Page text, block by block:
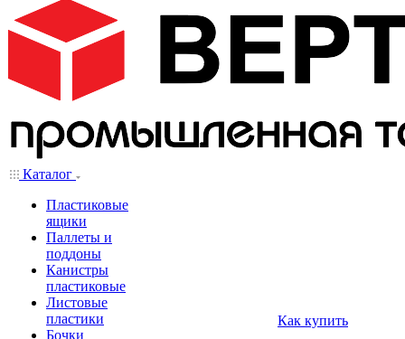
Каталог
Пластиковые
ящики
Паллеты и
поддоны
Канистры
пластиковые
Листовые
пластики
Бочки
Как купить